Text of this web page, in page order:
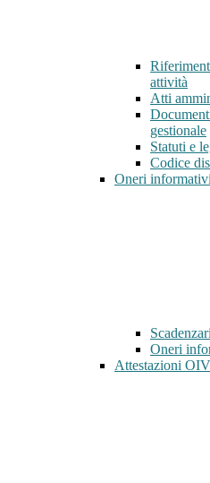
attività
Atti
gestionale
Statuti e
Codice
Oneri
Oneri
Attestazioni